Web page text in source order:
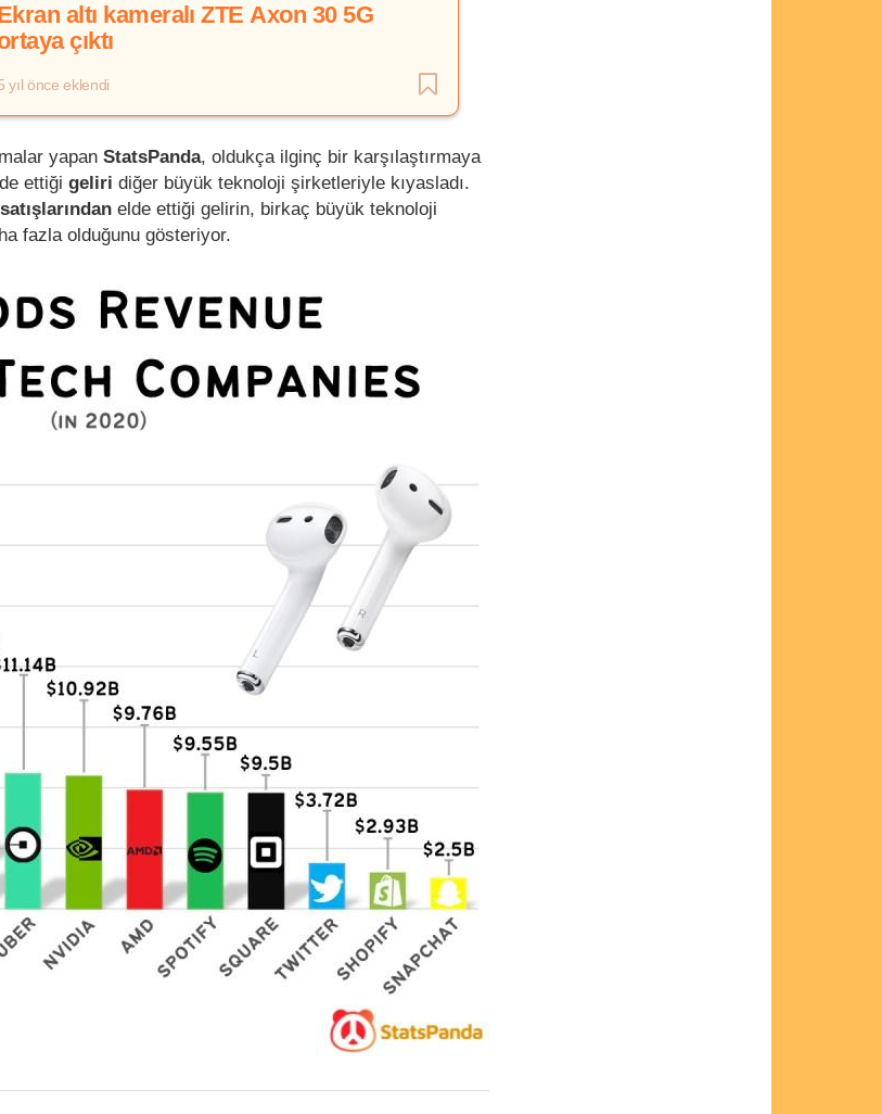
altı kameralı ZTE Axon 30 5G
çıktı
yıl önce eklendi
yapan StatsPanda, oldukça ilginç bir karşılaştırmaya
ettiği geliri diğer büyük teknoloji şirketleriyle kıyasladı.
satışlarından elde ettiği gelirin, birkaç büyük teknoloji
fazla olduğunu gösteriyor.